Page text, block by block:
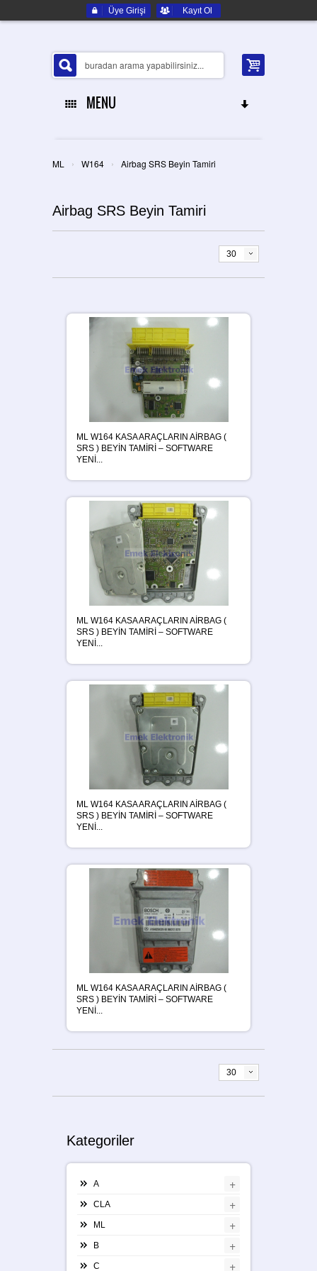
Üye Girişi Kayıt Ol
MENU
ELEKTRONIK YEDEK PARÇA
ML › W164 › Airbag SRS Beyin Tamiri
Airbag SRS Beyin Tamiri
30
ML W164 KASA ARAÇLARIN AİRBAG (
SRS ) BEYİN TAMİRİ – SOFTWARE
YENİ...
ML W164 KASA ARAÇLARIN AİRBAG (
SRS ) BEYİN TAMİRİ – SOFTWARE
YENİ...
ML W164 KASA ARAÇLARIN AİRBAG (
SRS ) BEYİN TAMİRİ – SOFTWARE
YENİ...
ML W164 KASA ARAÇLARIN AİRBAG (
SRS ) BEYİN TAMİRİ – SOFTWARE
YENİ...
30
Kategoriler
A +
CLA +
ML +
B +
C +